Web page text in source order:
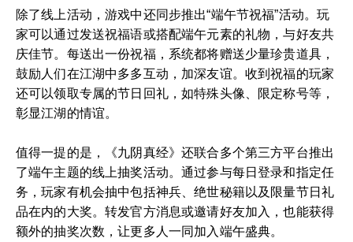
除了线上活动，游戏中还同步推出“端午节祝福”活动。玩
家可以通过发送祝福语或搭配端午元素的礼物，与好友共
庆佳节。每送出一份祝福，系统都将赠送少量珍贵道具，
鼓励人们在江湖中多多互动，加深友谊。收到祝福的玩家
还可以领取专属的节日回礼，如特殊头像、限定称号等，
彰显江湖的情谊。
值得一提的是，《九阴真经》还联合多个第三方平台推出
了端午主题的线上抽奖活动。通过参与每日登录和指定任
务，玩家有机会抽中包括神兵、绝世秘籍以及限量节日礼
品在内的大奖。转发官方消息或邀请好友加入，也能获得
额外的抽奖次数，让更多人一同加入端午盛典。